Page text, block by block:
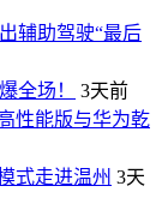
辅助驾驶“最后
全场！
3天前
性能版与华为乾
式走进温州 3天